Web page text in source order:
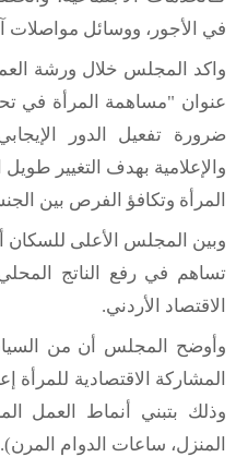
في الأجور، ووسائل مواصلات
واكد المجلس خلال ورشة
عنوان "مساهمة المرأة في
ضرورة تفعيل الدور
والإعلامية بهدف التغيير
المرأة وتكافؤ الفرص بين
وبين المجلس الأعلى
تساهم في رفع الناتج
الاقتصاد الأردني.
وأوضح المجلس أن من
المشاركة الاقتصادية
وذلك بتبني أنماط العمل
المنزل، ساعات الدوام المرن).